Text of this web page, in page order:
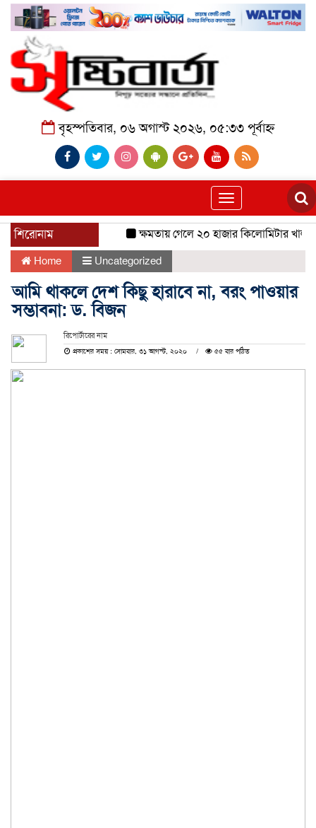
বৃহস্পতিবার, ০৬ অগাস্ট ২০২৬, ০৫:৩৩ পূর্বাহ্ন
Toggle
navigation
শিরোনাম ক্ষমতায় গেলে ২০ হাজার কিলোমিটার খাল
Home Uncategorized
আমি থাকলে দেশ কিছু হারাবে না, বরং পাওয়ার
সম্ভাবনা: ড. বিজন
রিপোর্টারের নাম
প্রকাশের সময় : সোমবার, ৩১ আগস্ট, ২০২০
৫৫ বার পঠিত